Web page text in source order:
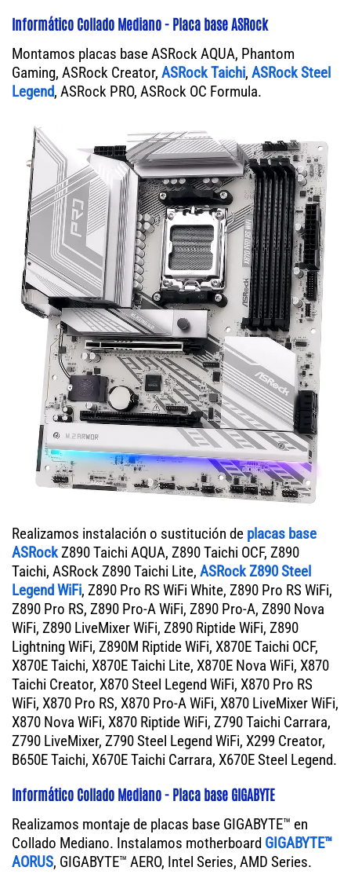
Informático Collado Mediano - Placa base ASRock
Montamos placas base ASRock AQUA, Phantom
Gaming, ASRock Creator, ASRock Taichi, ASRock Steel
Legend, ASRock PRO, ASRock OC Formula.
Realizamos instalación o sustitución de placas base
ASRockZ890 Taichi AQUA, Z890 Taichi OCF, Z890
Taichi, ASRock Z890 Taichi Lite, ASRock Z890 Steel
Legend WiFi, Z890 Pro RS WiFi White, Z890 Pro RS WiFi,
Z890 Pro RS, Z890 Pro-A WiFi, Z890 Pro-A, Z890 Nova
WiFi, Z890 LiveMixer WiFi, Z890 Riptide WiFi, Z890
Lightning WiFi, Z890M Riptide WiFi, X870E Taichi OCF,
X870E Taichi, X870E Taichi Lite, X870E Nova WiFi, X870
Taichi Creator, X870 Steel Legend WiFi, X870 Pro RS
WiFi, X870 Pro RS, X870 Pro-A WiFi, X870 LiveMixer WiFi,
X870 Nova WiFi, X870 Riptide WiFi, Z790 Taichi Carrara,
Z790 LiveMixer, Z790 Steel Legend WiFi, X299 Creator,
B650E Taichi, X670E Taichi Carrara, X670E Steel Legend.
Informático Collado Mediano - Placa base GIGABYTE
Realizamos montaje de placas base GIGABYTE™ en
Collado Mediano. Instalamos motherboard GIGABYTE™
AORUS, GIGABYTE™ AERO, Intel Series, AMD Series.